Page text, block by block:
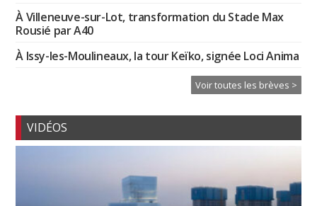
À Villeneuve-sur-Lot, transformation du Stade Max
Rousié par A40
À Issy-les-Moulineaux, la tour Keïko, signée Loci Anima
Voir toutes les brèves >
VIDÉOS